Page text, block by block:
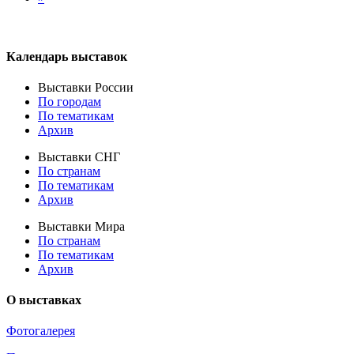
Календарь выставок
Выставки России
По городам
По тематикам
Архив
Выставки СНГ
По странам
По тематикам
Архив
Выставки Мира
По странам
По тематикам
Архив
О выставках
Фотогалерея